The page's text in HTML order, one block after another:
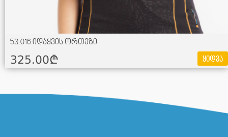
53.016 იდაყვის ორთეზი
325.00¢ ყიდვა